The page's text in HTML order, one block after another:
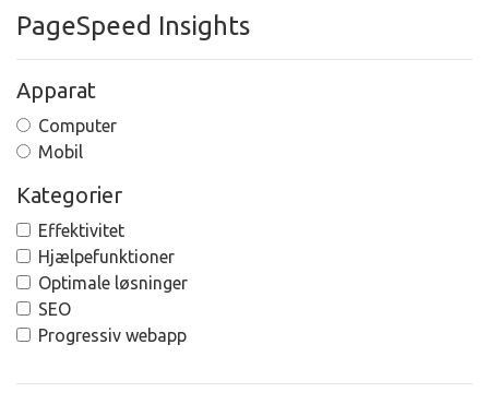
PageSpeed Insights
Apparat
Computer
Mobil
Kategorier
Effektivitet
Hjælpefunktioner
Optimale løsninger
SEO
Progressiv webapp